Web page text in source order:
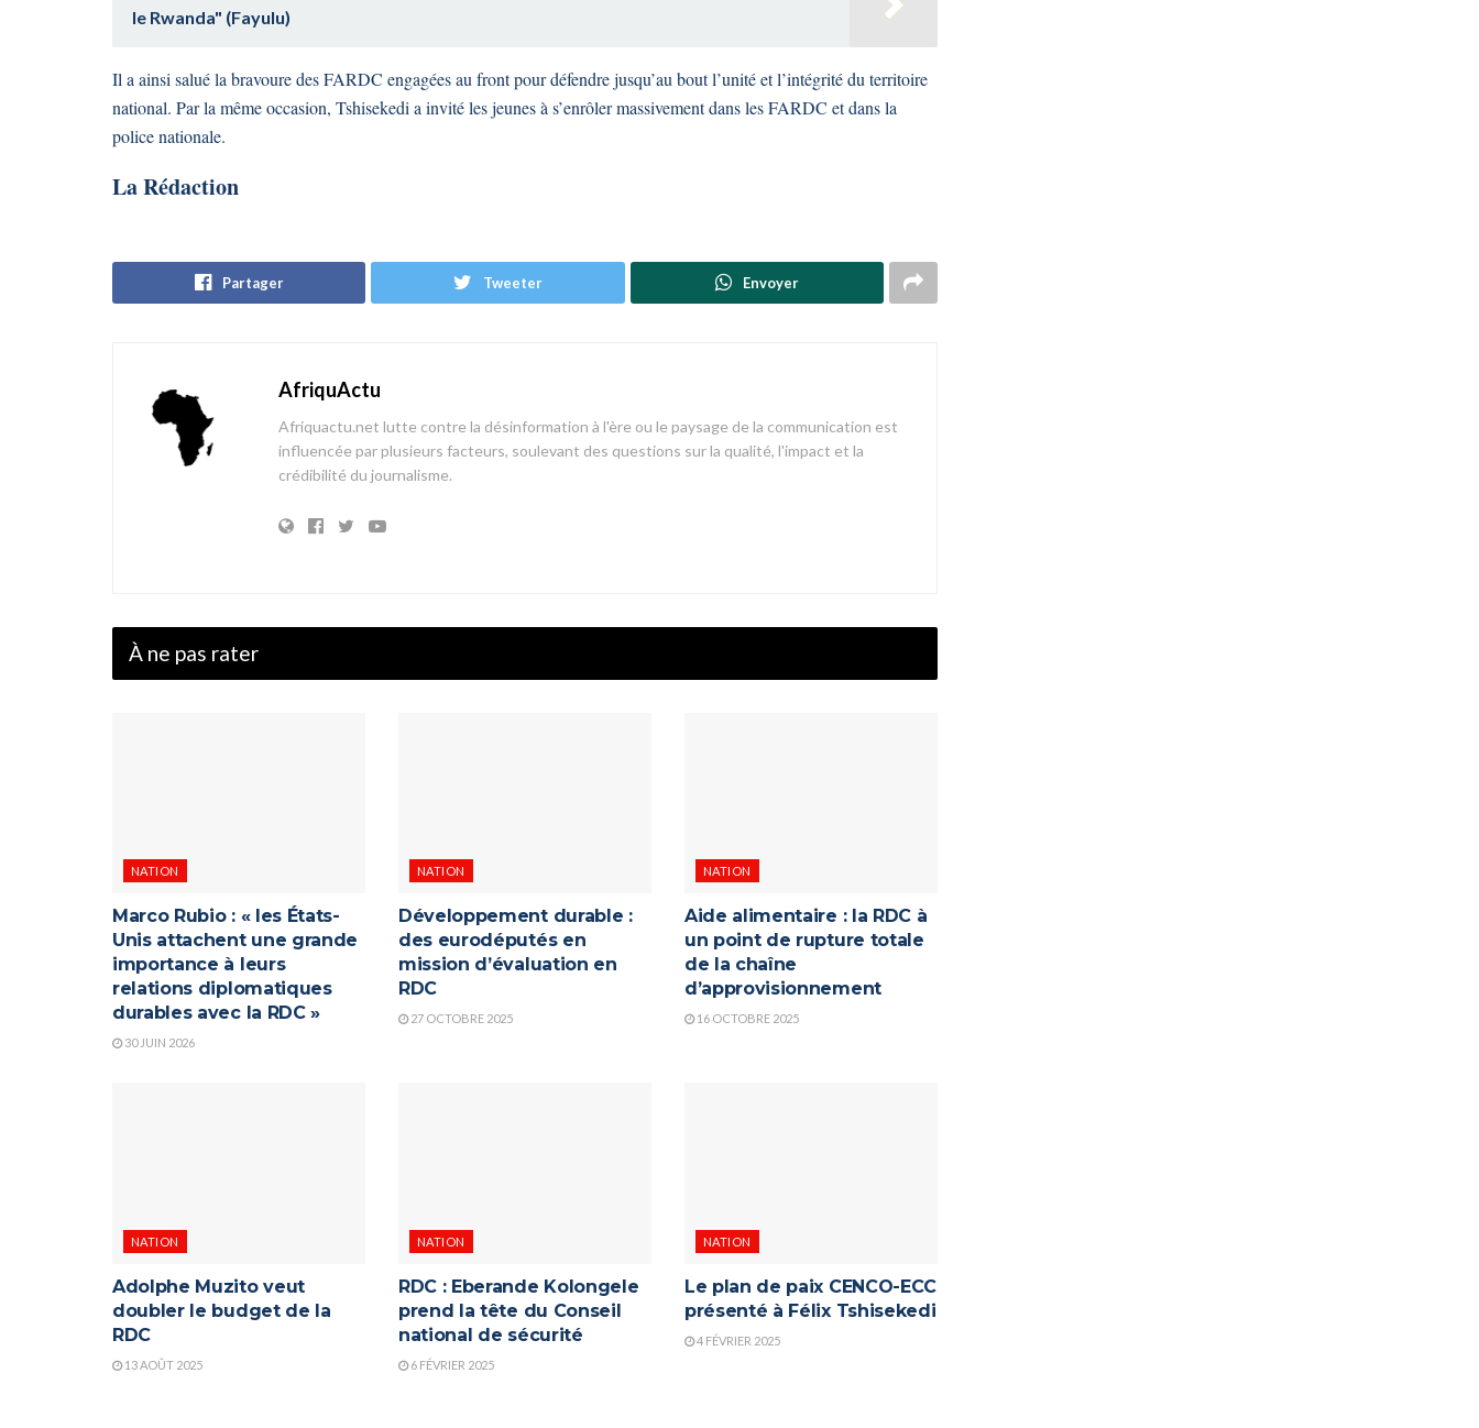
le Rwanda" (Fayulu)
Il a ainsi salué la bravoure des FARDC engagées au front pour défendre jusqu’au bout l’unité et l’intégrité du territoire
national. Par la même occasion, Tshisekedi a invité les jeunes à s’enrôler massivement dans les FARDC et dans la
police nationale.
La Rédaction
Partager Tweeter Envoyer
AfriquActu
Afriquactu.net lutte contre la désinformation à l'ère ou le paysage de la communication est
influencée par plusieurs facteurs, soulevant des questions sur la qualité, l'impact et la
crédibilité du journalisme.
À ne pas rater
NATION
Marco Rubio : « les États-
Unis attachent une grande
importance à leurs
relations diplomatiques
durables avec la RDC »
30 JUIN 2026
NATION
Développement durable :
des eurodéputés en
mission d’évaluation en
RDC
27 OCTOBRE 2025
NATION
Aide alimentaire : la RDC à
un point de rupture totale
de la chaîne
d’approvisionnement
16 OCTOBRE 2025
NATION
Adolphe Muzito veut
doubler le budget de la
RDC
13 AOÛT 2025
NATION
RDC : Eberande Kolongele
prend la tête du Conseil
national de sécurité
6 FÉVRIER 2025
NATION
Le plan de paix CENCO-ECC
présenté à Félix Tshisekedi
4 FÉVRIER 2025